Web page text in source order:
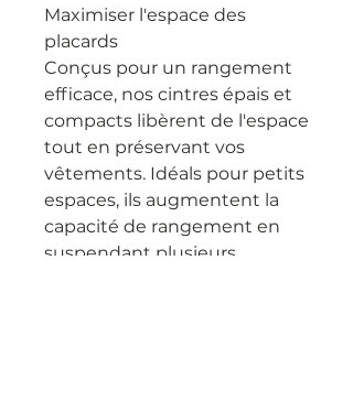
Maximiser l'espace des
placards
Conçus pour un rangement
efficace, nos cintres épais et
compacts libèrent de l'espace
tout en préservant vos
vêtements. Idéals pour petits
espaces, ils augmentent la
capacité de rangement en
suspendant plusieurs